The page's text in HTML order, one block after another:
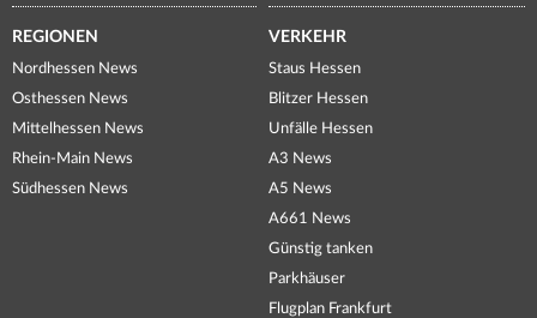
REGIONEN
Nordhessen News
Osthessen News
Mittelhessen News
Rhein-Main News
Südhessen News
VERKEHR
Staus Hessen
Blitzer Hessen
Unfälle Hessen
A3 News
A5 News
A661 News
Günstig tanken
Parkhäuser
Flugplan Frankfurt